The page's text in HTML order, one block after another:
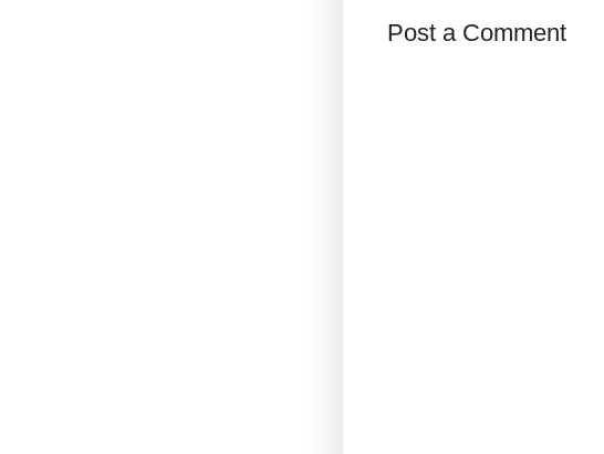
Post a Comment